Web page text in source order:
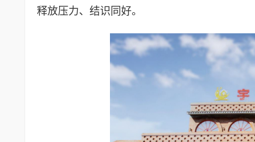
释放压力、结识同好。